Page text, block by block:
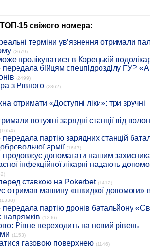
ТОП-15 свіжого номера:
терміни ув’язнення отримали
(2679)
пролікуватися в Корецькій
передала бійцям спецпідрозділу ГУР
(2499)
з Рівного (2362)
отримати «Доступні ліки»: три зручні
потужні зарядні станції від
(1654)
передала партію зарядних станцій
армії (1647)
продовжує допомагати нашим
інфекційної лікарні надають
ставкою на Pokerbet (1412)
отримав машину «швидкої допомоги»
(1338)
передала партію дронів батальйону
напрямків (1206)
Рівне переходить на новий рівень
(1153)
газовою поверхнею (1146)